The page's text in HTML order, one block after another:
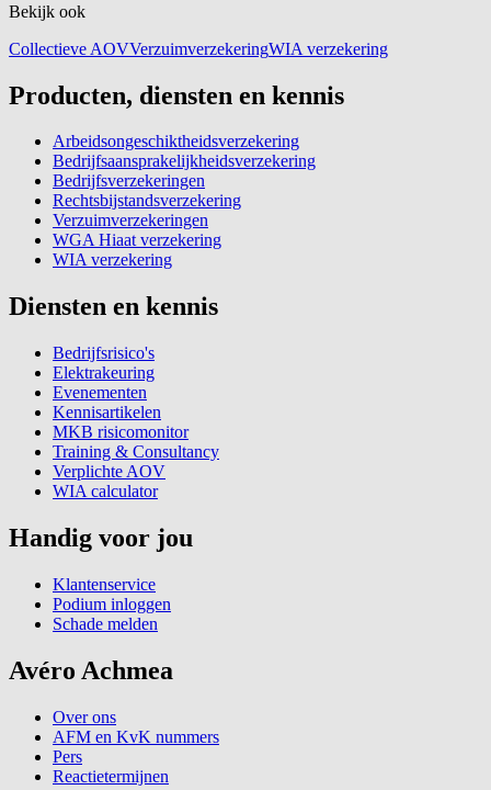
Bekijk ook
Collectieve AOVVerzuimverzekeringWIA verzekering
Producten, diensten en kennis
Arbeidsongeschiktheidsverzekering
Bedrijfsaansprakelijkheidsverzekering
Bedrijfsverzekeringen
Rechtsbijstandsverzekering
Verzuimverzekeringen
WGA Hiaat verzekering
WIA verzekering
Diensten en kennis
Bedrijfsrisico's
Elektrakeuring
Evenementen
Kennisartikelen
MKB risicomonitor
Training & Consultancy
Verplichte AOV
WIA calculator
Handig voor jou
Klantenservice
Podium inloggen
Schade melden
Avéro Achmea
Over ons
AFM en KvK nummers
Pers
Reactietermijnen